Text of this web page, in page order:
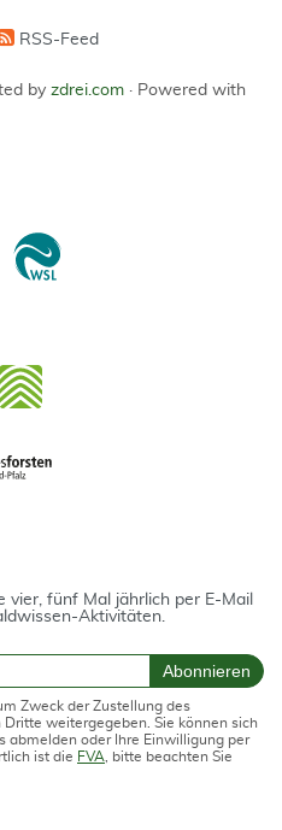
RSS-Feed
by zdrei.com · Powered with
vier, fünf Mal jährlich per E-Mail
Aktivitäten.
Abonnieren
Zweck der Zustellung des
weitergegeben. Sie können sich
abmelden oder Ihre Einwilligung per
ist die FVA , bitte beachten Sie